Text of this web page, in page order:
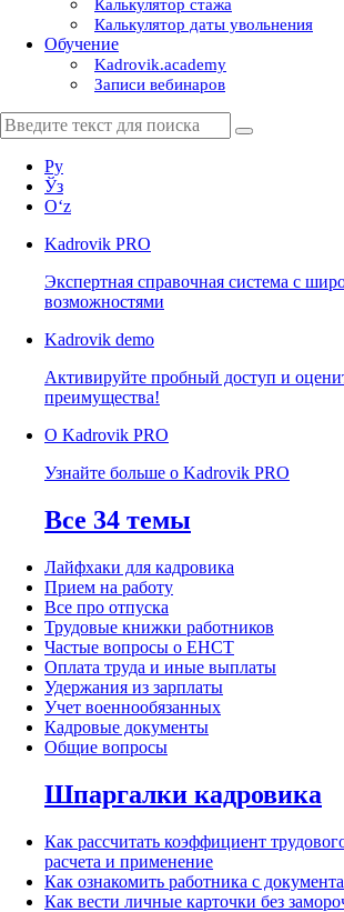
Калькулятор стажа
Калькулятор даты увольнения
Обучение
Kadrovik.academy
Записи вебинаров
Ру
Ўз
Oʻz
Kadrovik PRO
Экспертная справочная система с
возможностями
Kadrovik demo
Активируйте пробный доступ и
преимущества!
О Kadrovik PRO
Узнайте больше о Kadrovik PRO
Все 34 темы
Лайфхаки для кадровика
Прием на работу
Все про отпуска
Трудовые книжки работников
Частые вопросы о ЕНСТ
Оплата труда и иные выплаты
Удержания из зарплаты
Учет военнообязанных
Кадровые документы
Общие вопросы
Шпаргалки кадровика
Как рассчитать коэффициент
расчета и применение
Как ознакомить работника с
Как вести личные карточки без